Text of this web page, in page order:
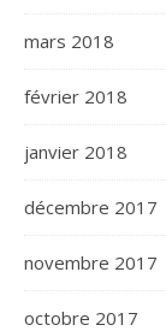
mars 2018
février 2018
janvier 2018
décembre 2017
novembre 2017
octobre 2017